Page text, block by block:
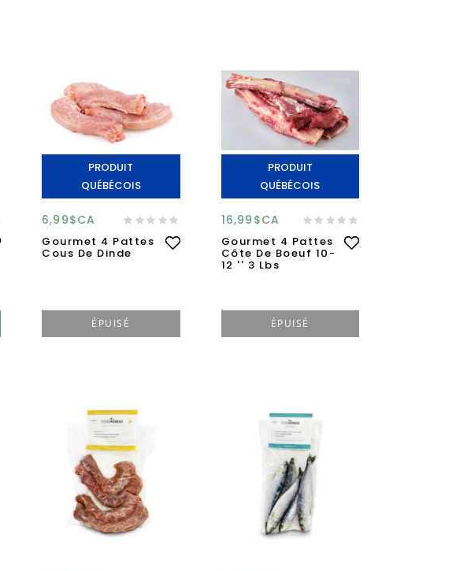
PRODUIT
QUÉBÉCOIS
6,99$CA
Gourmet 4 Pattes
Cous De Dinde
ÉPUISÉ
PRODUIT
QUÉBÉCOIS
16,99$CA
Gourmet 4 Pattes
Côte De Boeuf 10-
12 '' 3 Lbs
ÉPUISÉ